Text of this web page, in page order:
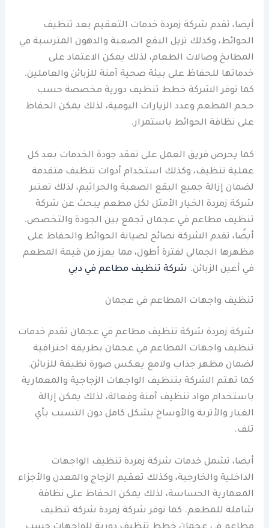
أيضا، تقدم شركة زمردة خدمات التعقيم بعد تنظيف
الحوائط، وكذلك تزيل البقع الصعبة والدهون المترسبة في
المطابخ وصالات الطعام، لذلك يمكن الاعتماد على
خدماتها للحفاظ على بيئة صحية آمنة للزبائن والعاملين.
كما توفر الشركة خطط تنظيف دورية مخصصة حسب
حجم المطعم وعدد الزيارات اليومية، لذلك يمكن الحفاظ
على نظافة الحوائط باستمرار.
كما يحرص فريق العمل على تفقد جودة الخدمات بعد كل
عملية تنظيف، وكذلك استخدام أدوات تنظيف متقدمة
لضمان إزالة جميع البقع الصعبة والجراثيم، لذلك تعتبر
شركة زمردة الخيار الأمثل لكل مطعم يبحث عن شركة
تنظيف مطاعم في عجمان تجمع بين الجودة والتخصص.
أيضًا، تقدم الشركة نصائح لصيانة الحوائط والحفاظ على
مظهرها الجمالي لفترة أطول، مما يعزز من قيمة المطعم
في أعين الزبائن. شركة تنظيف مطاعم في دبي
تنظيف واجهات المطاعم في عجمان
شركة زمردة شركة تنظيف مطاعم في عجمان تقدم خدمات
تنظيف واجهات المطاعم في عجمان بطريقة احترافية
لضمان مظهر جذاب ولامع يعكس صورة نظيفة للزبائن.
كما تهتم الشركة بتنظيف الواجهات الزجاجية والمعمارية
باستخدام مواد تنظيف آمنة وفعالة، لذلك يمكن إزالة
الغبار والأتربة والأوساخ بشكل كامل دون التسبب بأي
تلف.
أيضا، تشمل خدمات شركة زمردة تنظيف الواجهات
الداخلية والخارجية، وكذلك تعقيم الزجاج والمعدن والأجزاء
المعمارية الحساسة، لذلك يمكن الحفاظ على نظافة
شاملة للمطعم. كما توفر شركة زمردة شركة تنظيف